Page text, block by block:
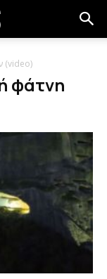
(video)
φάτνη